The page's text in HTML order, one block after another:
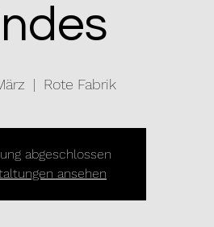
  |
Rote Fabrik
abgeschlossen
ansehen